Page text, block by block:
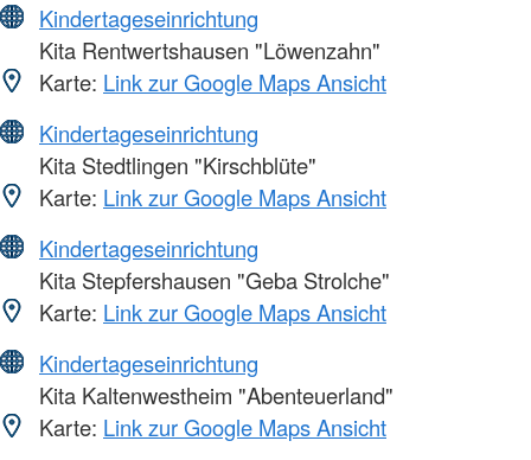
Kindertageseinrichtung
Kita Rentwertshausen "Löwenzahn"
Karte: Link zur Google Maps Ansicht
Kindertageseinrichtung
Kita Stedtlingen "Kirschblüte"
Karte: Link zur Google Maps Ansicht
Kindertageseinrichtung
Kita Stepfershausen "Geba Strolche"
Karte: Link zur Google Maps Ansicht
Kindertageseinrichtung
Kita Kaltenwestheim "Abenteuerland"
Karte: Link zur Google Maps Ansicht